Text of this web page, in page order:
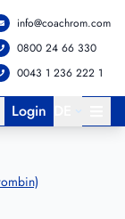
info@coachrom.com
0800 24 66 330
0043 1 236 222 1
Login